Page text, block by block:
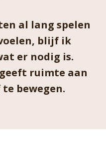
al lang spelen
blijf ik
er nodig is.
ruimte aan
bewegen.